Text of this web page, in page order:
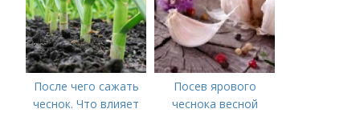
После чего сажать
чеснок. Что влияет
Посев ярового
чеснока весной